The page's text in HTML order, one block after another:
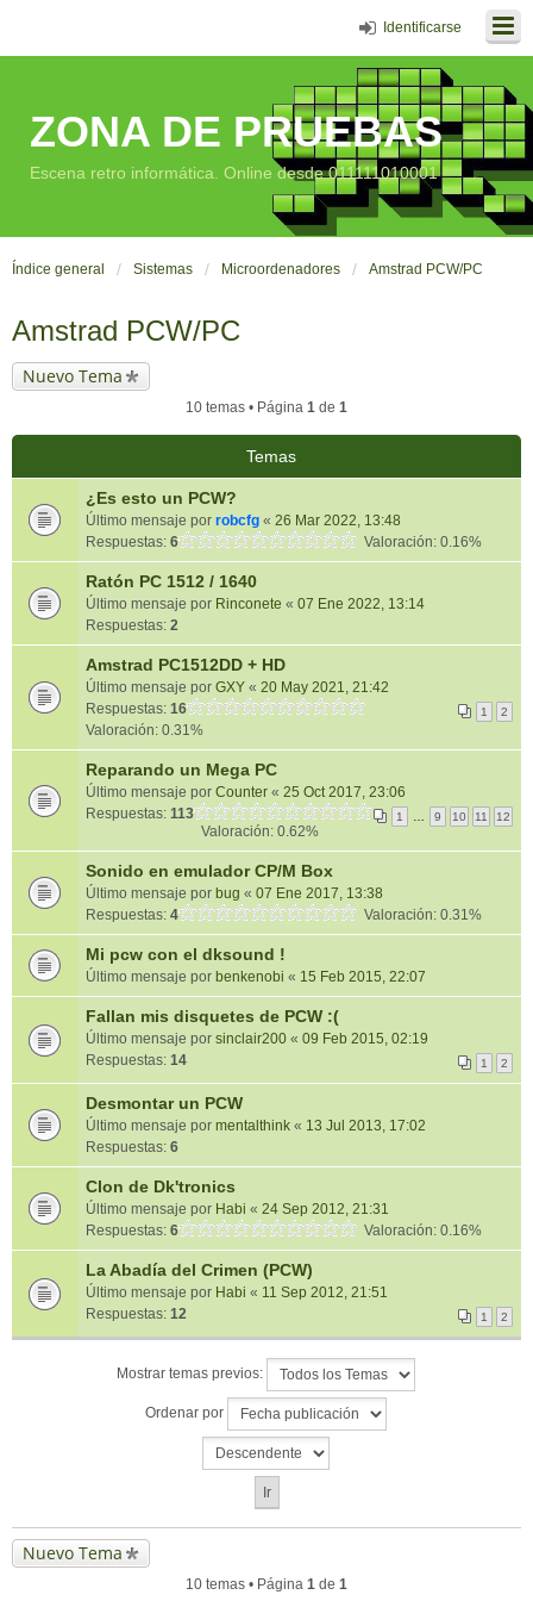
Identificarse
ZONA DE PRUEBAS
Escena retro informática. Online desde 011111010001
Índice general Sistemas Microordenadores Amstrad PCW/PC
Amstrad PCW/PC
Nuevo Tema
10 temas • Página 1 de 1
Temas
¿Es esto un PCW?
Último mensaje por robcfg « 26 Mar 2022, 13:48
Respuestas: 6 Valoración: 0.16%
Ratón PC 1512 / 1640
Último mensaje por Rinconete « 07 Ene 2022, 13:14
Respuestas: 2
Amstrad PC1512DD + HD
Último mensaje por GXY « 20 May 2021, 21:42
Respuestas: 16 1 2
Valoración: 0.31%
Reparando un Mega PC
Último mensaje por Counter « 25 Oct 2017, 23:06
Respuestas: 113 1 9 10 11 12
Valoración: 0.62%
Sonido en emulador CP/M Box
Último mensaje por bug « 07 Ene 2017, 13:38
Respuestas: 4 Valoración: 0.31%
Mi pcw con el dksound !
Último mensaje por benkenobi « 15 Feb 2015, 22:07
Fallan mis disquetes de PCW :(
Último mensaje por sinclair200 « 09 Feb 2015, 02:19
Respuestas: 14 1 2
Desmontar un PCW
Último mensaje por mentalthink « 13 Jul 2013, 17:02
Respuestas: 6
Clon de Dk'tronics
Último mensaje por Habi « 24 Sep 2012, 21:31
Respuestas: 6 Valoración: 0.16%
La Abadía del Crimen (PCW)
Último mensaje por Habi « 11 Sep 2012, 21:51
Respuestas: 12 1 2
Mostrar temas previos:
Ordenar por
Nuevo Tema
10 temas • Página 1 de 1